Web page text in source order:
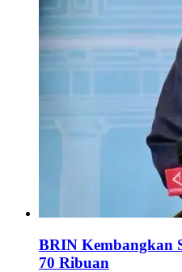
BRIN Kembangkan
70 Ribuan